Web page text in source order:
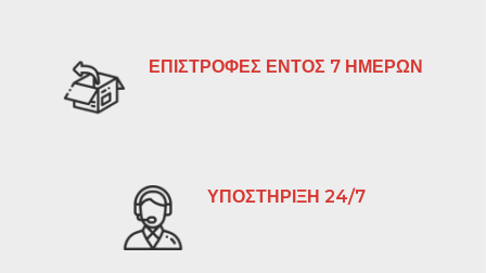
ΕΠΙΣΤΡΟΦΕΣ ΕΝΤΟΣ 7 ΗΜΕΡΩΝ
ΥΠΟΣΤΗΡΙΞΗ 24/7